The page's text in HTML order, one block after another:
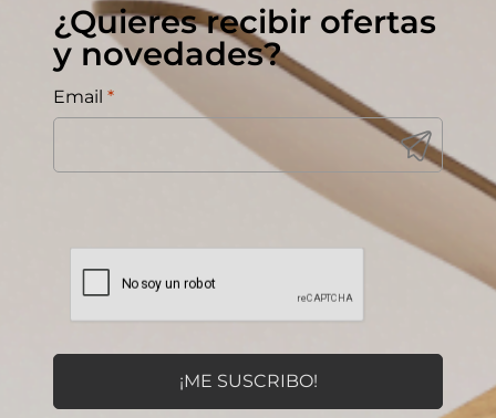
¿Quieres recibir ofertas
y novedades?
Email *